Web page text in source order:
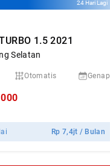
24 Hari Lagi
1.5 2021
Selatan
Otomatis Genap
Rp7,4jt / Bulan